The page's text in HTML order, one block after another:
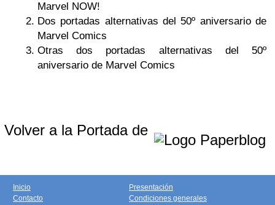
Marvel NOW!
Dos portadas alternativas del 50º aniversario de
Marvel Comics
Otras dos portadas alternativas del 50º
aniversario de Marvel Comics
Volver a la Portada de
Inicio
Contacto
Presentación
Condiciones generales